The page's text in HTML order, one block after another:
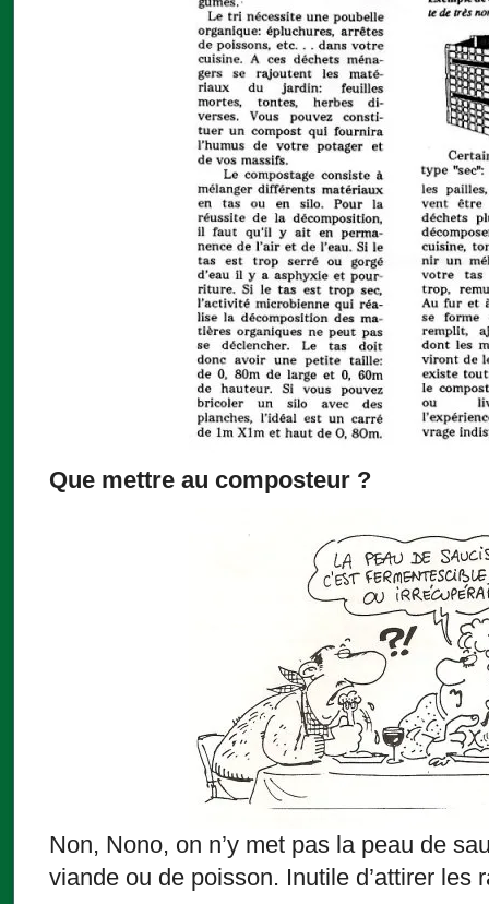
Que mettre au composteur ?
Non, Nono, on n’y met pas la peau de
viande ou de poisson. Inutile d’attirer les